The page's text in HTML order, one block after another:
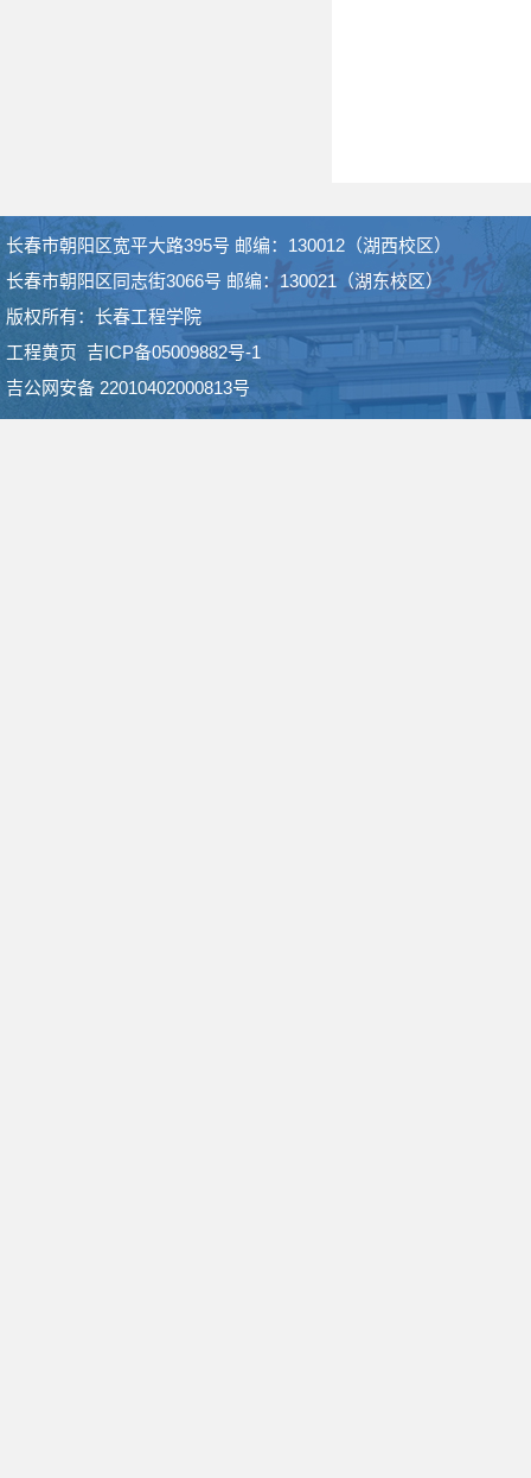
长春市朝阳区宽平大路395号 邮编：130012（湖西校区）
长春市朝阳区同志街3066号 邮编：130021（湖东校区）
版权所有：长春工程学院
工程黄页 吉ICP备05009882号-1
吉公网安备 22010402000813号